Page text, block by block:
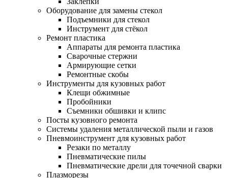
Оборудование для замены стекол
Подъемники для стекол
Инструмент для стёкол
Ремонт пластика
Аппараты для ремонта пластика
Сварочные стержни
Армирующие сетки
Ремонтные скобы
Инструменты для кузовных работ
Клещи обжимные
Пробойники
Съемники обшивки и клипс
Посты кузовного ремонта
Системы удаления металлической пыли и газов
Пневмоинструмент для кузовных работ
Резаки по металлу
Пневматические пилы
Пневматические дрели для точечной сварки
Плазморезы